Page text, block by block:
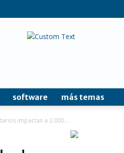
software más temas
impactan a 2.000...